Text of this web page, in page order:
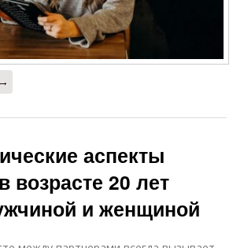
аспекты
возрасте 20 лет
и женщиной